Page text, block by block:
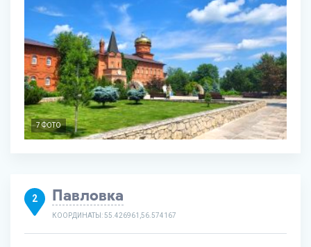
7 ФОТО
2 Павловка
КООРДИНАТЫ: 55.426961,56.574167